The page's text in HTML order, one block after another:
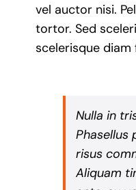
vel auctor nisi.
tortor. Sed
scelerisque
Nulla in
risus
Aliquam